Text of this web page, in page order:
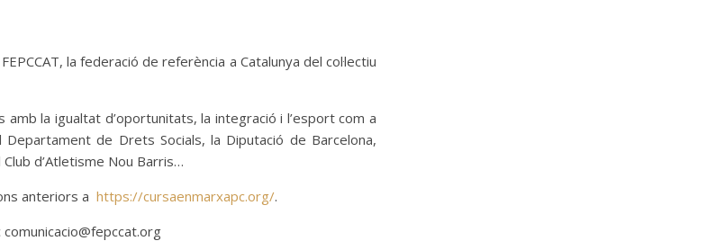
la federació de referència a Catalunya del col·lectiu
la igualtat d’oportunitats, la integració i l’esport com a
Departament de Drets Socials, la Diputació de Barcelona,
d’Atletisme Nou Barris…
anteriors a https://cursaenmarxapc.org/.